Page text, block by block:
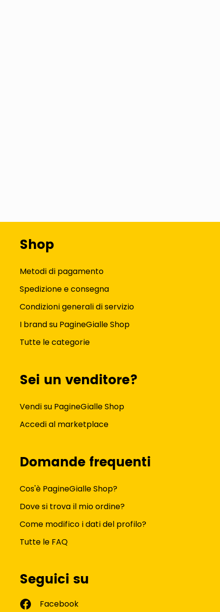
Shop
Metodi di pagamento
Spedizione e consegna
Condizioni generali di servizio
I brand su PagineGialle Shop
Tutte le categorie
Sei un venditore?
Vendi su PagineGialle Shop
Accedi al marketplace
Domande frequenti
Cos'è PagineGialle Shop?
Dove si trova il mio ordine?
Come modifico i dati del profilo?
Tutte le FAQ
Seguici su